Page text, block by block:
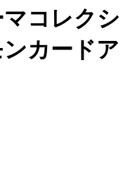
マコレクシ
カードア